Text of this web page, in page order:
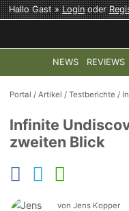
Hallo Gast »Loginoder
NEWS REVIEWS
TOP-THEMEN: COD:
Portal /Artikel /Testberichte /
Infinite
zweiten Blick
von Jens Kopper